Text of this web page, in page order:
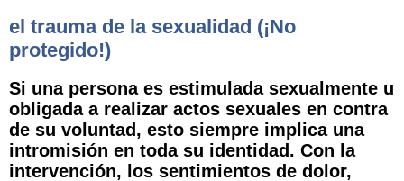
el trauma de la sexualidad (¡No
protegido!)
Si una persona es estimulada sexualmente u
obligada a realizar actos sexuales en contra
de su voluntad, esto siempre implica una
intromisión en toda su identidad. Con la
intervención, los sentimientos de dolor,